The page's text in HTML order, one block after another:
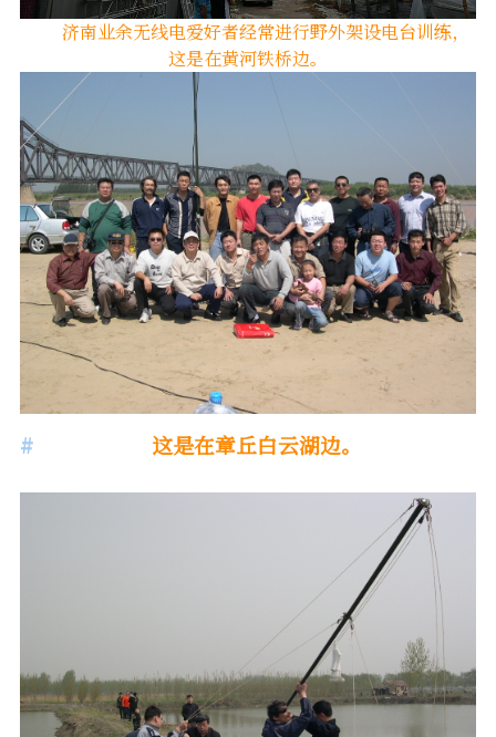
济南业余无线电爱好者经常进行野外架设电台训练，
这是在黄河铁桥边。
这是在章丘白云湖边。